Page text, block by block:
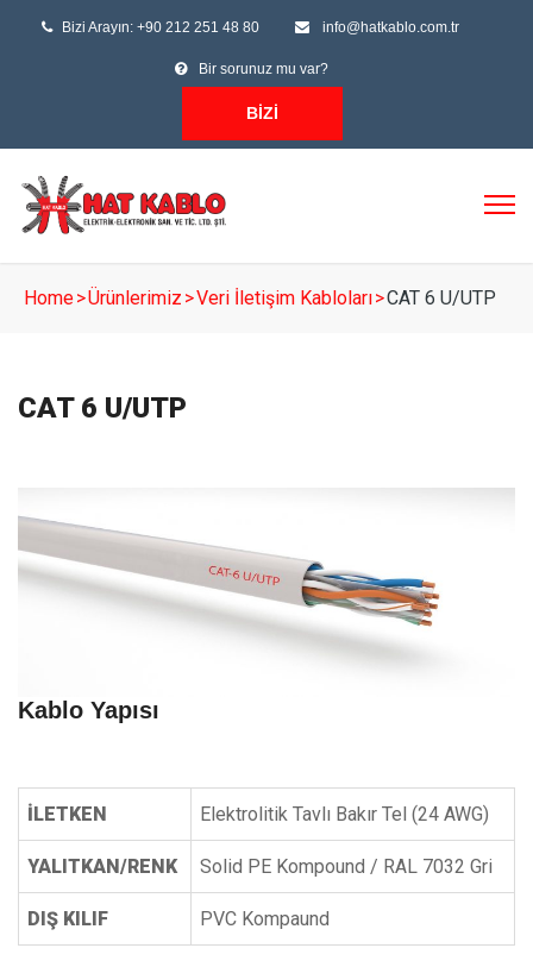
Bizi Arayın: +90 212 251 48 80 info@hatkablo.com.tr
Bir sorunuz mu var?
BIZI
Home>Ürünlerimiz >Veri İletişim Kabloları>CAT 6 U/UTP
CAT 6 U/UTP
Kablo Yapısı
İLETKEN Elektrolitik Tavlı Bakır Tel (24 AWG)
YALITKAN/RENK Solid PE Kompound / RAL 7032 Gri
DIŞ KILIF PVC Kompaund